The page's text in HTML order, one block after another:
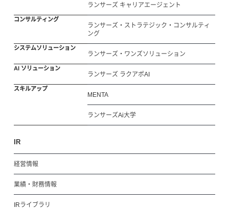
ランサーズ キャリアエージェント
コンサルティング
ランサーズ・ストラテジック・コンサルティ
ング
システムソリューション
ランサーズ・ワンズソリューション
AI ソリューション
ランサーズ ラクアポAI
スキルアップ
MENTA
ランサーズAi大学
IR
経営情報
業績・財務情報
IRライブラリ